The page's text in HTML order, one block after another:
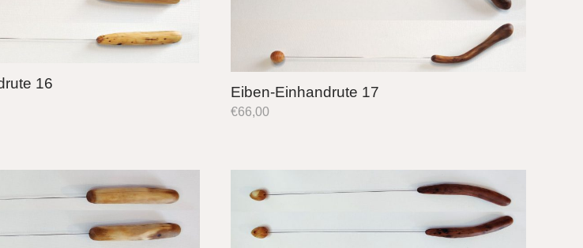
16
Eiben-Einhandrute 17
€66,00